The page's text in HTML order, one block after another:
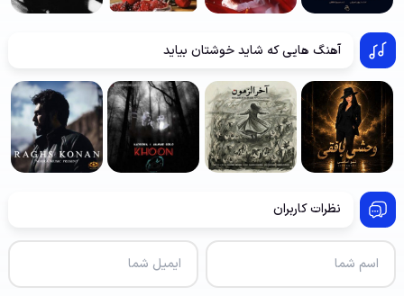
آهنگ هایی که شاید خوشتان بیاید
نظرات کاربران